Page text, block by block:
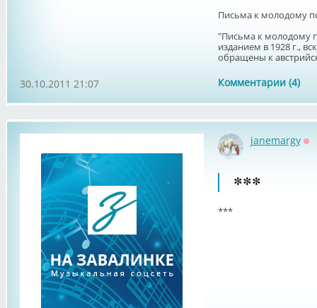
Письма к молодому
"Письма к молодому
изданием в 1928 г.,
обращены к
Комментарии (4)
30.10.2011 21:07
janemargy
***
***